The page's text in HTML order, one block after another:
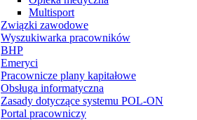
Multisport
Związki zawodowe
Wyszukiwarka pracowników
BHP
Emeryci
Pracownicze plany kapitałowe
Obsługa informatyczna
Zasady dotyczące systemu POL-ON
Portal pracowniczy